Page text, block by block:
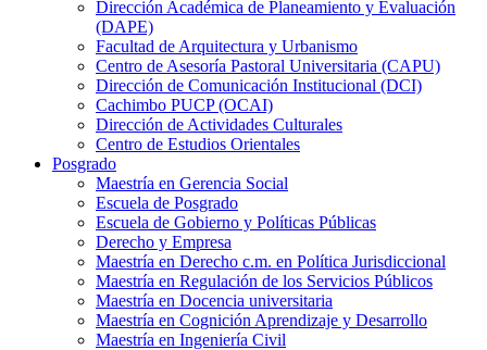
Dirección Académica de Planeamiento y Evaluación
(DAPE)
Facultad de Arquitectura y Urbanismo
Centro de Asesoría Pastoral Universitaria (CAPU)
Dirección de Comunicación Institucional (DCI)
Cachimbo PUCP (OCAI)
Dirección de Actividades Culturales
Centro de Estudios Orientales
Posgrado
Maestría en Gerencia Social
Escuela de Posgrado
Escuela de Gobierno y Políticas Públicas
Derecho y Empresa
Maestría en Derecho c.m. en Política Jurisdiccional
Maestría en Regulación de los Servicios Públicos
Maestría en Docencia universitaria
Maestría en Cognición Aprendizaje y Desarrollo
Maestría en Ingeniería Civil